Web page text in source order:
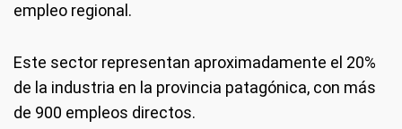
empleo regional.
Este sector representan aproximadamente el 20%
de la industria en la provincia patagónica, con más
de 900 empleos directos.